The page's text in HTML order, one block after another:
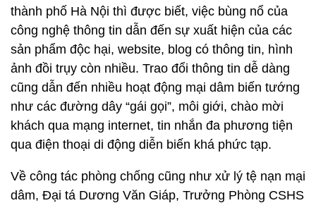
thành phố Hà Nội thì được biết, việc bùng nổ của
công nghệ thông tin dẫn đến sự xuất hiện của các
sản phẩm độc hại, website, blog có thông tin, hình
ảnh đồi trụy còn nhiều. Trao đổi thông tin dễ dàng
cũng dẫn đến nhiều hoạt động mại dâm biến tướng
như các đường dây “gái gọi”, môi giới, chào mời
khách qua mạng internet, tin nhắn đa phương tiện
qua điện thoại di động diễn biến khá phức tạp.
Về công tác phòng chống cũng như xử lý tệ nạn mại
dâm, Đại tá Dương Văn Giáp, Trưởng Phòng CSHS